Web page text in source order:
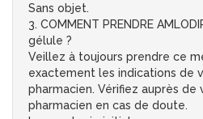
Sans objet.
3. COMMENT PRENDRE
gélule ?
Veillez à toujours prendre ce
exactement les indications de
pharmacien. Vérifiez auprès
pharmacien en cas de doute.